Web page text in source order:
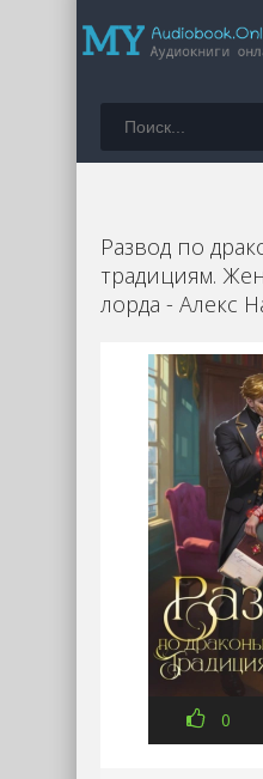
Развод по
традициям.
лорда - Алекс
0